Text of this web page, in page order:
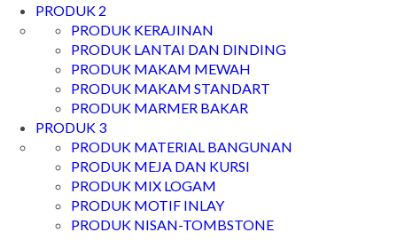
PRODUK 2
PRODUK KERAJINAN
PRODUK LANTAI DAN DINDING
PRODUK MAKAM MEWAH
PRODUK MAKAM STANDART
PRODUK MARMER BAKAR
PRODUK 3
PRODUK MATERIAL BANGUNAN
PRODUK MEJA DAN KURSI
PRODUK MIX LOGAM
PRODUK MOTIF INLAY
PRODUK NISAN-TOMBSTONE